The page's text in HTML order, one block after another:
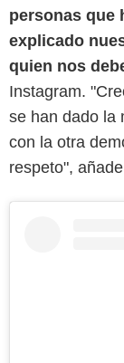
personas que
explicado
quien nos
Instagram.
se han dado la
con la otra
respeto",